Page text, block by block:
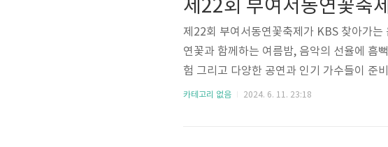
제22회 부여서동연꽃축제가 KBS 찾아가
연꽃과 함께하는 여름밤, 음악의 선율에 흠
험 그리고 다양한 공연과 인기 가수들이 준
한 추억을 만들기에 좋은 행사입니다... 이번
카테고리 없음 2024. 6. 11. 23:18